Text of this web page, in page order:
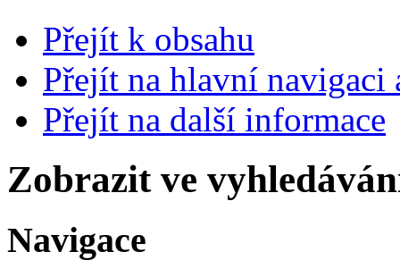
Přejít k obsahu
Přejít na hlavní navigaci
Přejít na další informace
Zobrazit ve
Navigace